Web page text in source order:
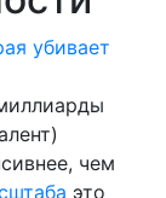
убивает
чем
это